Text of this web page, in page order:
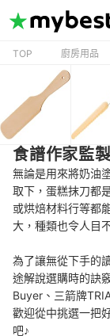
TOP 廚房用品
食譜作家監
無論是用來將奶油
取下，蛋糕抹刀都
或烘焙材料行等都
大，種類也令人目
為了讓無從下手的
途解說選購時的訣
Buyer、三箭牌
歡迎從中挑選一把
吧♪